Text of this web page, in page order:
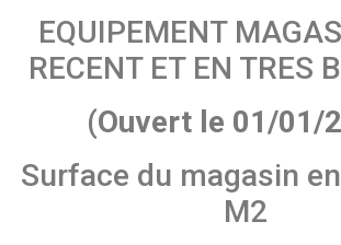
EQUIPEMENT
RECENT ET EN TRES
(Ouvert le 01/01/
Surface du magasin
M2